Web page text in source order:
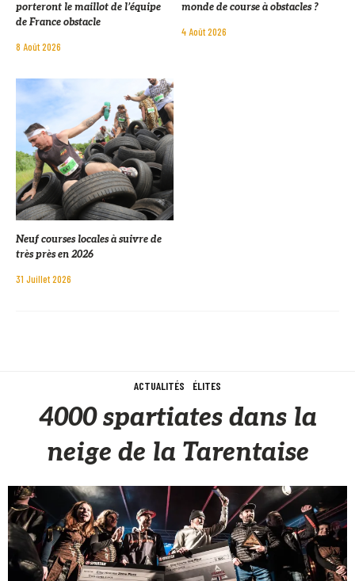
porteront le maillot de l’équipe
de France obstacle
8 Août 2026
monde de course à obstacles ?
4 Août 2026
Neuf courses locales à suivre de
très près en 2026
31 Juillet 2026
ACTUALITÉS ÉLITES
4000 spartiates dans la
neige de la Tarentaise